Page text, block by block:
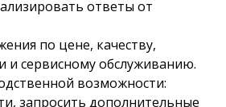
ответы от
по цене, качеству,
и сервисному обслуживанию.
возможности:
запросить дополнительные
нужно ли доплатить
?
07/08/2026 15:47